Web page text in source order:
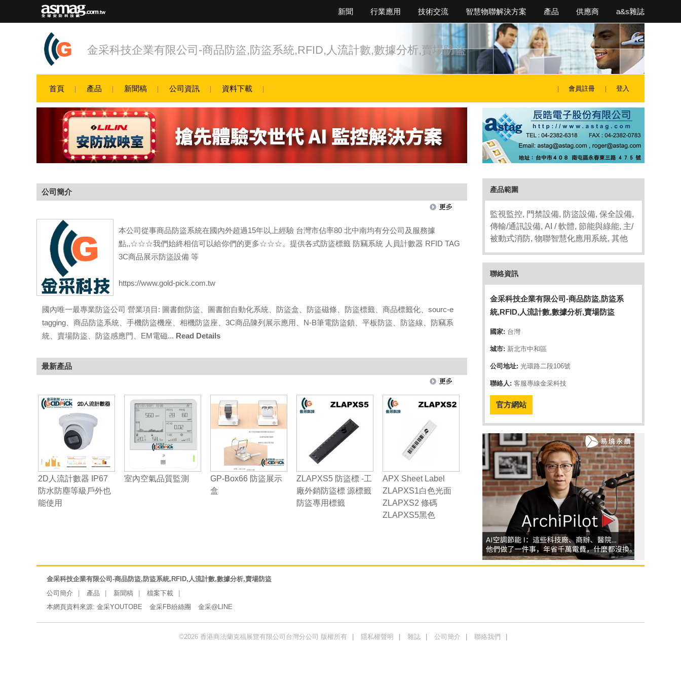
新聞 行業應用 技術交流 智慧物聯解決方案 產品 供應商 a&s雜誌
金采科技企業有限公司-商品防盜,防盜系統,RFID,人流計數,數據分析,賣場防盜
首頁 產品 新聞稿 公司資訊 資料下載 會員註冊 登入
產品範圍
監視監控, 門禁設備, 防盜設備, 保全設備,
傳輸/通訊設備, AI / 軟體, 節能與綠能, 主/
被動式消防, 物聯智慧化應用系統, 其他
聯絡資訊
金采科技企業有限公司-商品防盜,防盜系
統,RFID,人流計數,數據分析,賣場防盜
國家: 台灣
城市: 新北市中和區
公司地址: 光環路二段106號
聯絡人: 客服專線金采科技
官方網站
公司簡介
本公司從事商品防盜系統在國內外超過15年以上經驗 台灣市佔率80 北中南均有分公司及服務據
點,,☆☆☆我們始終相信可以給你們的更多☆☆☆。提供各式防盜標籤 防竊系統 人員計數器 RFID TAG
3C商品展示防盜設備 等
https://www.gold-pick.com.tw
國內唯一最專業防盜公司 營業項目: 圖書館防盜、圖書館自動化系統、防盜盒、防盜磁條、防盜標籤、商品標籤化、sourc-e
tagging、商品防盜系統、手機防盜機座、相機防盜座、3C商品陳列展示應用、N-B筆電防盜鎖、平板防盜、防盜線、防竊系
統、賣場防盜、防盜感應門、EM電磁... Read Details
最新產品
2D人流計數器 IP67
防水防塵等級戶外也
能使用
室內空氣品質監測
GP-Box66 防盜展示
盒
ZLAPXS5 防盜標 -工
廠外銷防盜標 源標籤
防盜專用標籤
APX Sheet Label
ZLAPXS1白色光面
ZLAPXS2 條碼
ZLAPXS5黑色
金采科技企業有限公司-商品防盜,防盜系統,RFID,人流計數,數據分析,賣場防盜
公司簡介
產品 新聞稿
檔案下載
本網頁資料來源: 金采YOUTOBE 金采FB紛絲團 金采@LINE
©2026 香港商法蘭克福展覽有限公司台灣分公司 版權所有 隱私權聲明 雜誌 公司簡介 聯絡我們